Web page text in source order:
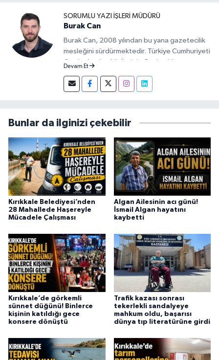
SORUMLU YAZI İŞLERI MÜDÜRÜ
Burak Can
Burak Can, 2008 yılından bu yana gazetecilik
mesleğini sürdürmektedir. Türkiye Cumhuriyeti
Cumhurbaşkanlığı İletişim Başkanlığı
2026 yılları arasında Demirören Haber Ajansı
(DHA) Kırıkkale Muhabiri olarak görev yapan
olarak sürdürmektedir.
Devam Et
Bunlar da ilginizi çekebilir
Kırıkkale Belediyesi’nden
28 Mahallede Haşereyle
Mücadele Çalışması
Algan Ailesinin acı günü!
İsmail Algan hayatını
kaybetti
Kırıkkale’de görkemli
sünnet düğünü! Binlerce
kişinin katıldığı gece
konsere dönüştü
Trafik kazası sonrası
tekerlekli sandalyeye
mahkum oldu, başarısı
dünya tıp literatürüne girdi